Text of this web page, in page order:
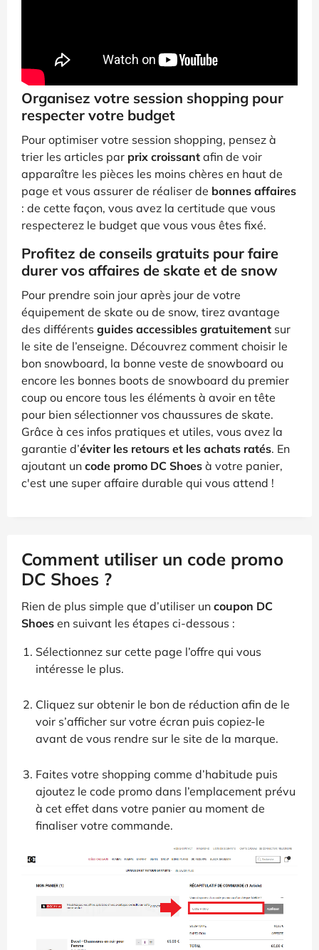
Organisez votre session shopping pour
respecter votre budget
Pour optimiser votre session shopping, pensez à
trier les articles par prix croissant afin de voir
apparaître les pièces les moins chères en haut de
page et vous assurer de réaliser de bonnes affaires
: de cette façon, vous avez la certitude que vous
respecterez le budget que vous vous êtes fixé.
Profitez de conseils gratuits pour faire
durer vos affaires de skate et de snow
Pour prendre soin jour après jour de votre
équipement de skate ou de snow, tirez avantage
des différents guides accessibles gratuitement sur
le site de l’enseigne. Découvrez comment choisir le
bon snowboard, la bonne veste de snowboard ou
encore les bonnes boots de snowboard du premier
coup ou encore tous les éléments à avoir en tête
pour bien sélectionner vos chaussures de skate.
Grâce à ces infos pratiques et utiles, vous avez la
garantie d’éviter les retours et les achats ratés. En
ajoutant un code promo DC Shoes à votre panier,
c'est une super affaire durable qui vous attend !
Comment utiliser un code promo
DC Shoes ?
Rien de plus simple que d’utiliser un coupon DC
Shoes en suivant les étapes ci-dessous :
Sélectionnez sur cette page l’offre qui vous
intéresse le plus.
Cliquez sur obtenir le bon de réduction afin de le
voir s’afficher sur votre écran puis copiez-le
avant de vous rendre sur le site de la marque.
Faites votre shopping comme d’habitude puis
ajoutez le code promo dans l’emplacement prévu
à cet effet dans votre panier au moment de
finaliser votre commande.